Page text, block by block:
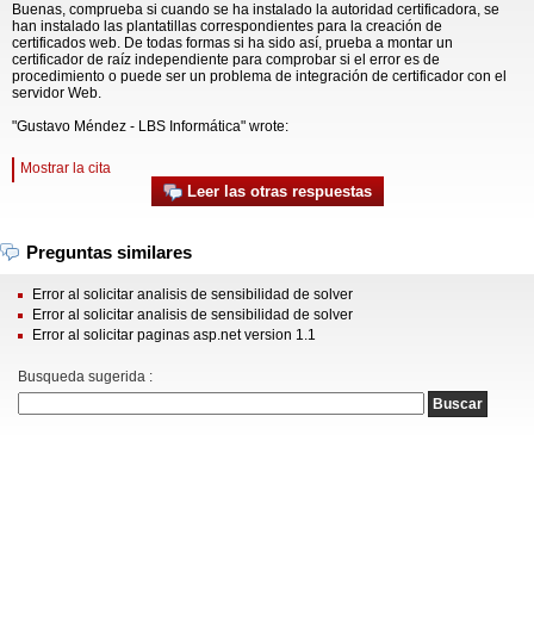
Buenas, comprueba si cuando se ha instalado la autoridad certificadora, se
han instalado las plantatillas correspondientes para la creación de
certificados web. De todas formas si ha sido así, prueba a montar un
certificador de raíz independiente para comprobar si el error es de
procedimiento o puede ser un problema de integración de certificador con el
servidor Web.
"Gustavo Méndez - LBS Informática" wrote:
Mostrar la cita
Leer las otras respuestas
Preguntas similares
Error al solicitar analisis de sensibilidad de solver
Error al solicitar analisis de sensibilidad de solver
Error al solicitar paginas asp.net version 1.1
Busqueda sugerida :